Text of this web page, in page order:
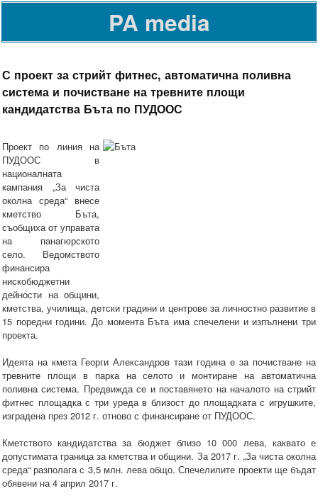
PA media
С проект за стрийт фитнес, автоматична поливна
система и почистване на тревните площи
кандидатства Бъта по ПУДООС
Проект по линия на
ПУДООС в
националната
кампания „За чиста
околна среда“ внесе
кметство Бъта,
съобщиха от управата
на панагюрското
село. Ведомството
финансира
нискобюджетни
дейности на общини,
кметства, училища, детски градини и центрове за личностно развитие в
15 поредни години. До момента Бъта има спечелени и изпълнени три
проекта.
Идеята на кмета Георги Александров тази година е за почистване на
тревните площи в парка на селото и монтиране на автоматична
поливна система. Предвижда се и поставянето на началото на стрийт
фитнес площадка с три уреда в близост до площадката с игрушките,
изградена през 2012 г. отново с финансиране от ПУДООС.
Кметството кандидатства за бюджет близо 10 000 лева, каквато е
допустимата граница за кметства и общини. За 2017 г. „За чиста околна
среда“ разполага с 3,5 млн. лева общо. Спечелилите проекти ще бъдат
обявени на 4 април 2017 г.